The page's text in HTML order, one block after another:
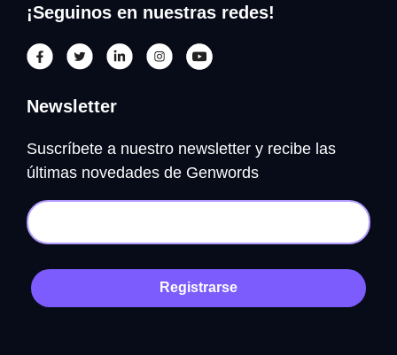
¡Seguinos en nuestras redes!
Newsletter
Suscríbete a nuestro newsletter y recibe las
últimas novedades de Genwords
Registrarse